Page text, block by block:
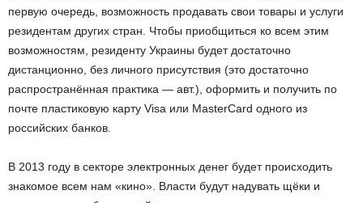
первую очередь, возможность продавать свои товары и услуги
резидентам других стран. Чтобы приобщиться ко всем этим
возможностям, резиденту Украины будет достаточно
дистанционно, без личного присутствия (это достаточно
распространённая практика — авт.), оформить и получить по
почте пластиковую карту Visa или MasterCard одного из
российских банков.
В 2013 году в секторе электронных денег будет происходить
знакомое всем нам «кино». Власти будут надувать щёки и